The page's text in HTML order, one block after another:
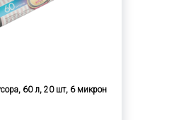
60 л, 20 шт, 6 микрон